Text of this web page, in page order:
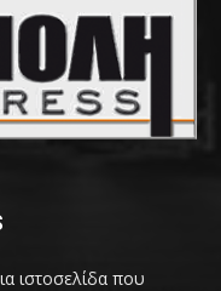
ιστοσελίδα που